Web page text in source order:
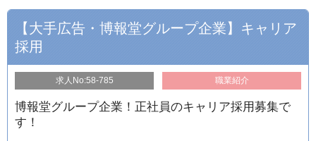
【大手広告・博報堂グループ企業】キャリア
採用
求人No:58-785 職業紹介
博報堂グループ企業！正社員のキャリア採用募集で
す！